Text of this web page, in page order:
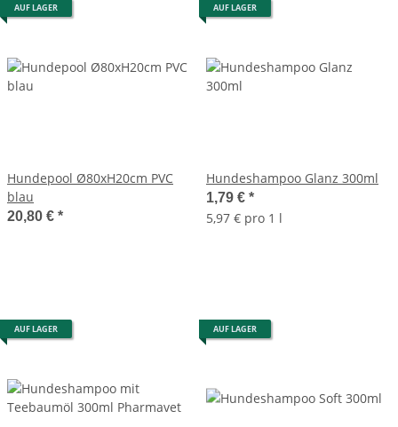
AUF LAGER
Hundepool Ø80xH20cm PVC
blau
20,80 € *
AUF LAGER
Hundeshampoo Glanz 300ml
1,79 € *
5,97 € pro 1 l
AUF LAGER AUF LAGER